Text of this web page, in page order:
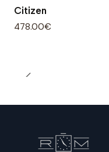
Citizen
478.00€